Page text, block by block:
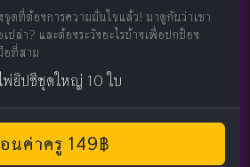
ดที่ต้องการความมั่นใจแล้ว! มาดูกันว่าเขา
ล่า? และต้องระวังอะไรบ้างเพื่อปกป้อง
อที่สาม
พ่ยิปซีชุดใหญ่ 10 ใบ
นค่าครู 149฿